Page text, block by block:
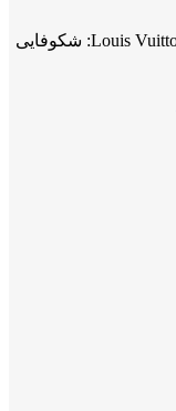
لویی ویتون فلور دو دزرت Louis Vuitton Fleur du Désert: شکوفایی